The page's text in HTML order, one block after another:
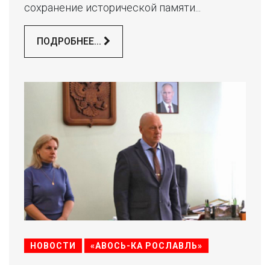
сохранение исторической памяти...
ПОДРОБНЕЕ...
НОВОСТИ «АВОСЬ-КА РОСЛАВЛЬ»